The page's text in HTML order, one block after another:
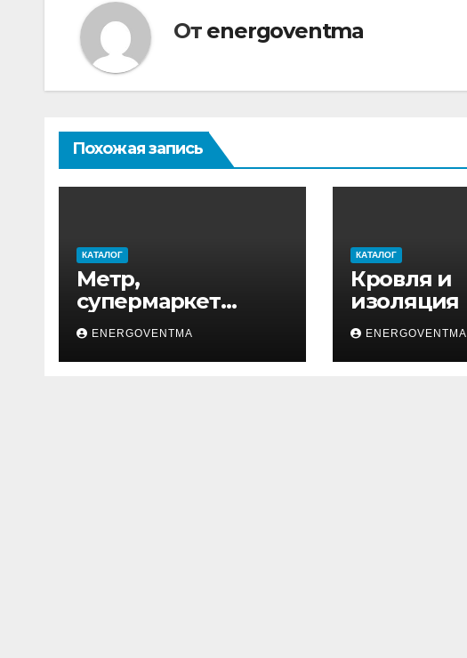
От energoventma
Похожая запись
КАТАЛОГ
Метр,
супермаркет
товаров для дома
и ремонта
ENERGOVENTMA
КАТАЛОГ
Кровля и
изоляция
ENERGOVENTMA